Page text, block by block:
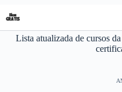
para
o
conteúdoLista atualizada de cursos